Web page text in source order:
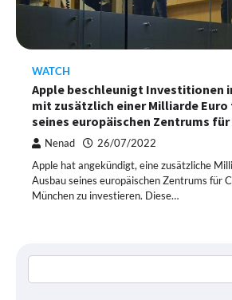
WATCH
Apple beschleunigt Investitionen
mit zusätzlich einer Milliarde Euro
seines europäischen Zentrums für
Nenad 26/07/2022
Apple hat angekündigt, eine zusätzliche
Ausbau seines europäischen Zentrums für
München zu investieren. Diese…